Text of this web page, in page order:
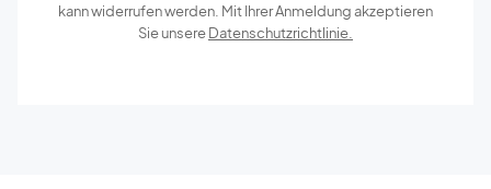
kann widerrufen werden. Mit Ihrer Anmeldung akzeptieren
Sie unsereDatenschutzrichtlinie.